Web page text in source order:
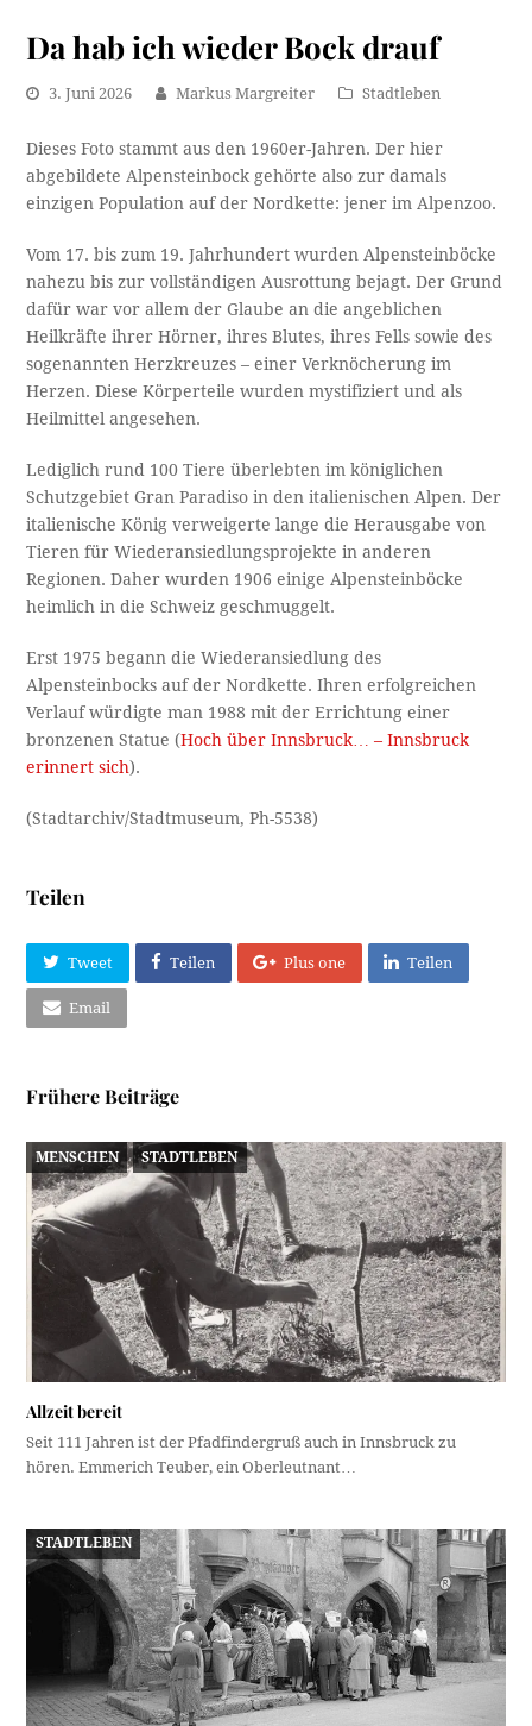
Da hab ich wieder Bock drauf
3. Juni 2026 Markus Margreiter Stadtleben
Dieses Foto stammt aus den 1960er-Jahren. Der hier
abgebildete Alpensteinbock gehörte also zur damals
einzigen Population auf der Nordkette: jener im Alpenzoo.
Vom 17. bis zum 19. Jahrhundert wurden Alpensteinböcke
nahezu bis zur vollständigen Ausrottung bejagt. Der Grund
dafür war vor allem der Glaube an die angeblichen
Heilkräfte ihrer Hörner, ihres Blutes, ihres Fells sowie des
sogenannten Herzkreuzes – einer Verknöcherung im
Herzen. Diese Körperteile wurden mystifiziert und als
Heilmittel angesehen.
Lediglich rund 100 Tiere überlebten im königlichen
Schutzgebiet Gran Paradiso in den italienischen Alpen. Der
italienische König verweigerte lange die Herausgabe von
Tieren für Wiederansiedlungsprojekte in anderen
Regionen. Daher wurden 1906 einige Alpensteinböcke
heimlich in die Schweiz geschmuggelt.
Erst 1975 begann die Wiederansiedlung des
Alpensteinbocks auf der Nordkette. Ihren erfolgreichen
Verlauf würdigte man 1988 mit der Errichtung einer
bronzenen Statue (Hoch über Innsbruck… – Innsbruck
erinnert sich).
(Stadtarchiv/Stadtmuseum, Ph-5538)
Teilen
Tweet Teilen Plus one Teilen
Email
Frühere Beiträge
MENSCHEN STADTLEBEN
Allzeit bereit
Seit 111 Jahren ist der Pfadfindergruß auch in Innsbruck zu
hören. Emmerich Teuber, ein Oberleutnant…
STADTLEBEN